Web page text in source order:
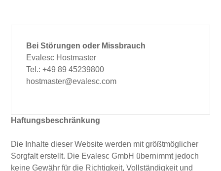
Bei Störungen oder Missbrauch
Evalesc Hostmaster
Tel.: +49 89 45239800
hostmaster@evalesc.com
Haftungsbeschränkung
Die Inhalte dieser Website werden mit größtmöglicher
Sorgfalt erstellt. Die Evalesc GmbH übernimmt jedoch
keine Gewähr für die Richtigkeit, Vollständigkeit und